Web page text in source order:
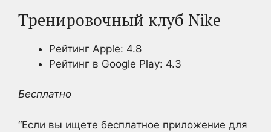
Тренировочный клуб Nike
Рейтинг Apple: 4.8
Рейтинг в Google Play: 4.3
Бесплатно
“Если вы ищете бесплатное приложение для